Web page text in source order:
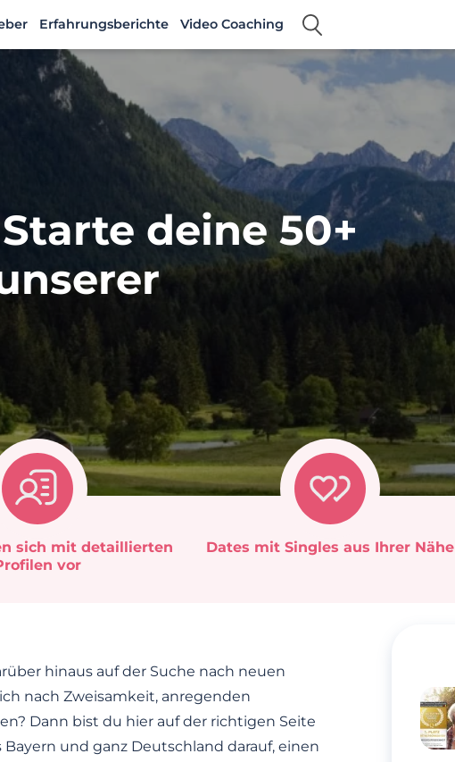
Erfahrungsberichte Video Coaching
deine 50+
sich mit detaillierten
vor
Dates mit Singles aus Ihrer Nähe
hinaus auf der Suche nach neuen
nach Zweisamkeit, anregenden
Dann bist du hier auf der richtigen Seite
und ganz Deutschland darauf, einen